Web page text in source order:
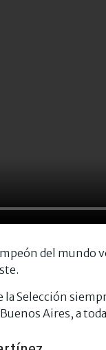
del mundo
Selección
Aires, a